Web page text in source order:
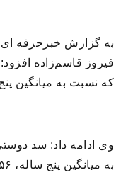
به گزارش خبرحرفه ای
که نسبت به میانگین
وی ادامه داد: سد
به میانگین پنج ساله، ۵۶ درصد کاهش داشت